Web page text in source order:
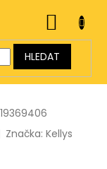
HLEDAT
KOŠÍK
Značka:Kellys